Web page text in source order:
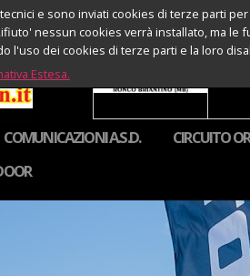
COMUNICAZIONI A.S.D.
CIRCUITO
e sono inviati cookies di terze parti
nessun cookies verrà installato, ma
l'uso dei cookies di terze parti e la loro
Estesa.